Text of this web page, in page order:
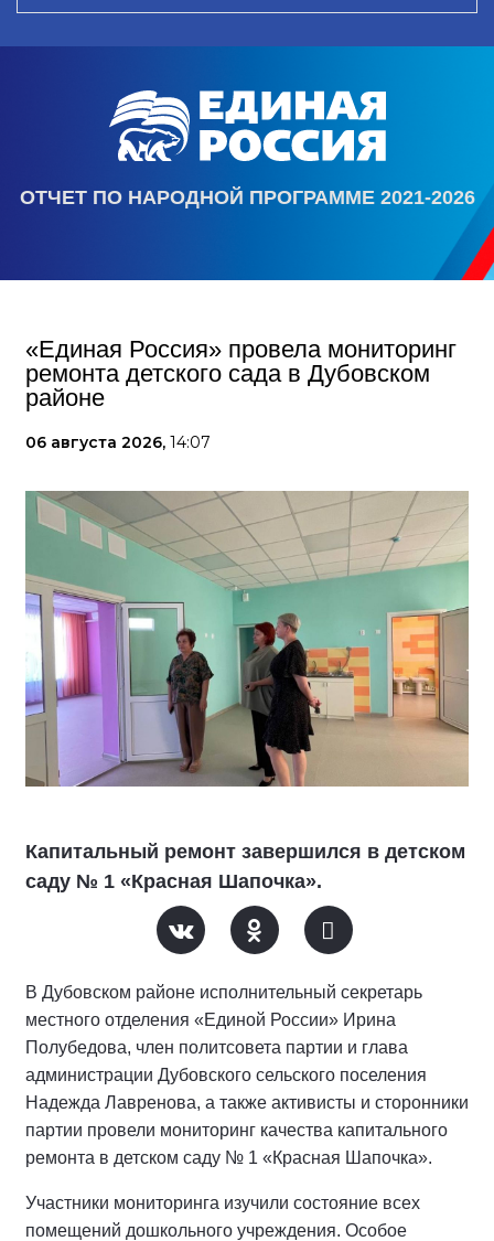
ОТЧЕТ ПО НАРОДНОЙ ПРОГРАММЕ 2021-2026
«Единая Россия» провела мониторинг
ремонта детского сада в Дубовском
районе
06 августа 2026, 14:07
Капитальный ремонт завершился в детском
саду № 1 «Красная Шапочка».
В Дубовском районе исполнительный секретарь
местного отделения «Единой России» Ирина
Полубедова, член политсовета партии и глава
администрации Дубовского сельского поселения
Надежда Лавренова, а также активисты и сторонники
партии провели мониторинг качества капитального
ремонта в детском саду № 1 «Красная Шапочка».
Участники мониторинга изучили состояние всех
помещений дошкольного учреждения. Особое